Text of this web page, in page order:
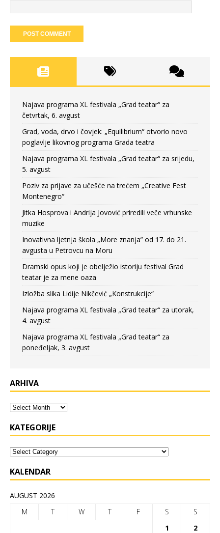
Najava programa XL festivala „Grad teatar“ za
četvrtak, 6. avgust
Grad, voda, drvo i čovjek: „Equilibrium“ otvorio novo
poglavlje likovnog programa Grada teatra
Najava programa XL festivala „Grad teatar“ za srijedu,
5. avgust
Poziv za prijave za učešće na trećem „Creative Fest
Montenegro“
Jitka Hosprova i Andrija Jovović priredili veče vrhunske
muzike
Inovativna ljetnja škola „More znanja” od 17. do 21.
avgusta u Petrovcu na Moru
Dramski opus koji je obelježio istoriju festival Grad
teatar je za mene oaza
Izložba slika Lidije Nikčević „Konstrukcije“
Najava programa XL festivala „Grad teatar“ za utorak,
4. avgust
Najava programa XL festivala „Grad teatar“ za
poneđeljak, 3. avgust
ARHIVA
KATEGORIJE
KALENDAR
AUGUST 2026
M
T W T F S
S
1
2